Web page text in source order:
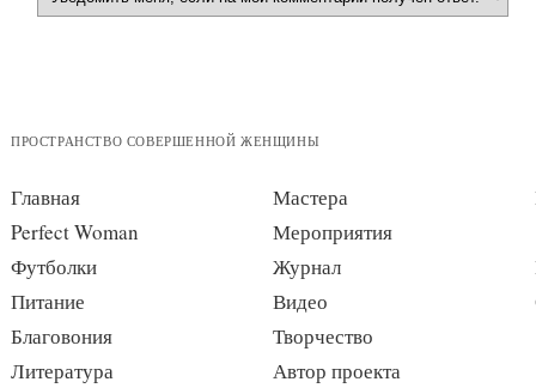
ПРОСТРАНСТВО СОВЕРШЕННОЙ ЖЕНЩИНЫ
Главная
Perfect Woman
Футболки
Питание
Благовония
Литература
Мастера
Мероприятия
Журнал
Видео
Творчество
Автор проекта